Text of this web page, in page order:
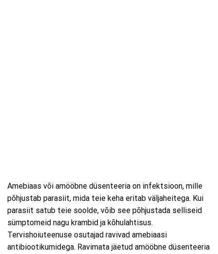
Amebiaas või amööbne düsenteeria on infektsioon, mille
põhjustab parasiit, mida teie keha eritab väljaheitega. Kui
parasiit satub teie soolde, võib see põhjustada selliseid
sümptomeid nagu krambid ja kõhulahtisus.
Tervishoiuteenuse osutajad ravivad amebiaasi
antibiootikumidega. Ravimata jäetud amööbne düsenteeria